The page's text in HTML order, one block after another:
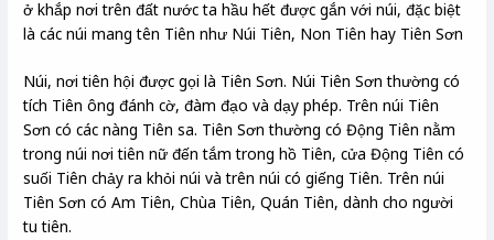
ở khắp nơi trên đất nước ta hầu hết được gắn với núi, đặc biệt
là các núi mang tên Tiên như Núi Tiên, Non Tiên hay Tiên Sơn
Núi, nơi tiên hội được gọi là Tiên Sơn. Núi Tiên Sơn thường có
tích Tiên ông đánh cờ, đàm đạo và dạy phép. Trên núi Tiên
Sơn có các nàng Tiên sa. Tiên Sơn thường có Động Tiên nằm
trong núi nơi tiên nữ đến tắm trong hồ Tiên, cửa Động Tiên có
suối Tiên chảy ra khỏi núi và trên núi có giếng Tiên. Trên núi
Tiên Sơn có Am Tiên, Chùa Tiên, Quán Tiên, dành cho người
tu tiên.